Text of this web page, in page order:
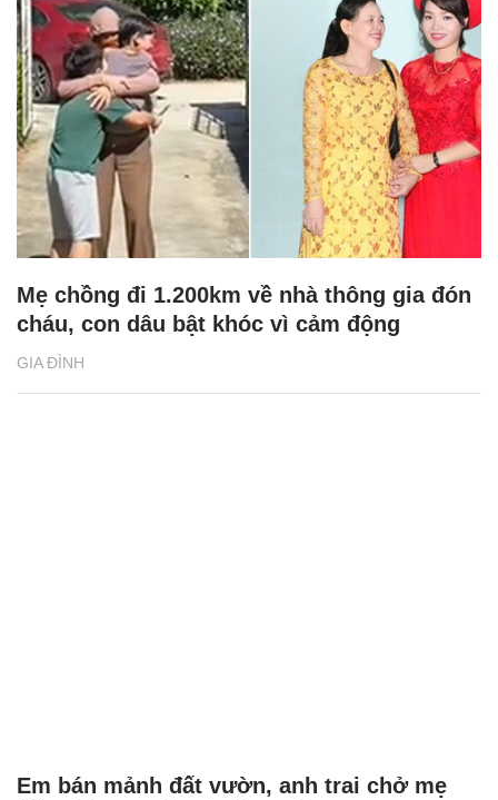
GIA ĐÌNH
Mẹ chồng đi 1.200km về nhà thông gia đón
cháu, con dâu bật khóc vì cảm động
Em bán mảnh đất vườn, anh trai chở mẹ